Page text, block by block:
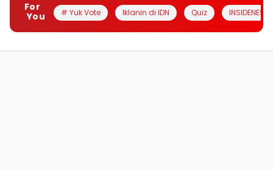
For
You
# Yuk Vote Iklanin di IDN Quiz INSIDENESIA